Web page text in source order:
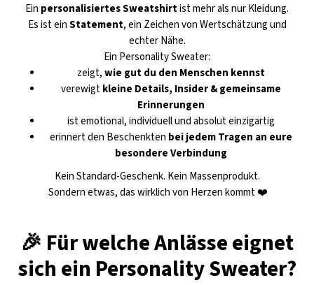
Ein personalisiertes Sweatshirtist mehr als nur Kleidung.
Es ist einStatement, ein Zeichen von Wertschätzung und
echter Nähe.
Ein Personality Sweater:
zeigt,wie gut du den Menschen kennst
verewigtkleine Details, Insider & gemeinsame
Erinnerungen
ist emotional, individuell und absolut einzigartig
erinnert den Beschenkten bei jedem Tragen an eure
besondere Verbindung
Kein Standard-Geschenk. Kein Massenprodukt.
Sondern etwas, das wirklich von Herzen kommt ❤️
🎉 Für welche Anlässe eignet
sich ein Personality Sweater?